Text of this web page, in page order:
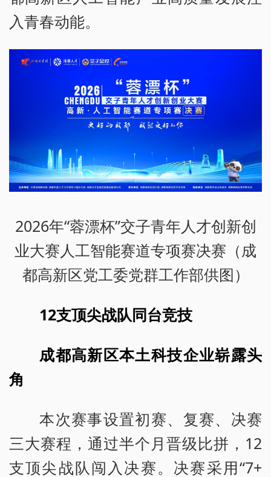
入青春动能。
2026年“蓉漂杯”交子青年人才创新创
业大赛人工智能赛道专项赛决赛（成
都高新区党工委党群工作部供图）
12支顶尖战队同台竞技
成都高新区本土科技企业崭露头
角
本次赛事设置初赛、复赛、决赛
三大赛程，通过半个月晋级比拼，12
支顶尖战队闯入决赛。决赛采用“7+